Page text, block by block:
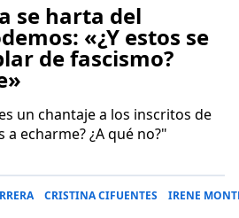
se harta del
«¿Y estos se
de fascismo?
un chantaje a los inscritos de
a echarme? ¿A qué no?"
CRISTINA CIFUENTES IRENE